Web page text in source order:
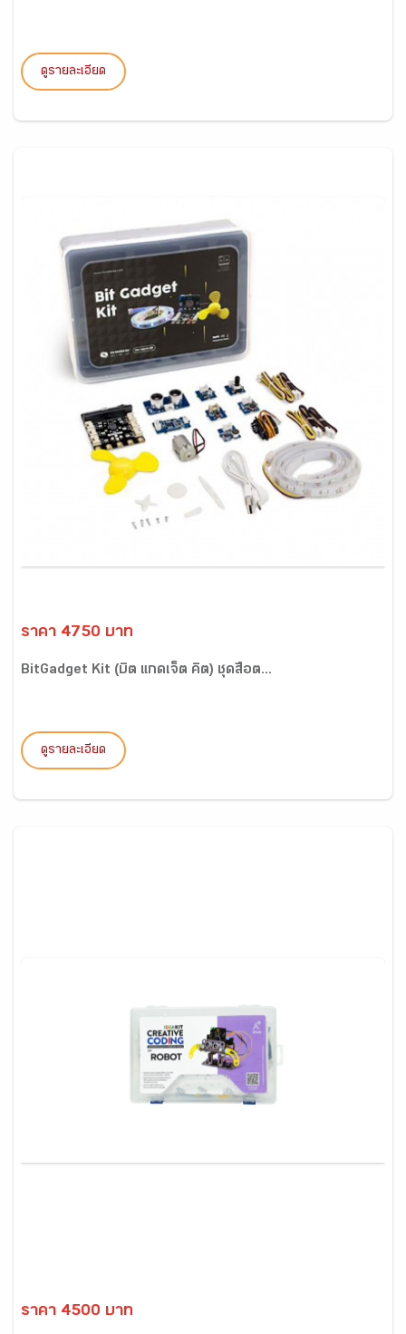
ดูรายละเอียด
ราคา 4750 บาท
BitGadget Kit (บิต แกดเจ็ต คิต) ชุดสื่อต...
ดูรายละเอียด
ราคา 4500 บาท